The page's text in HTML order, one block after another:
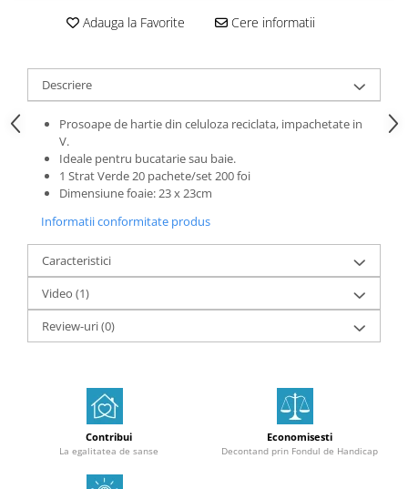
Adauga la Favorite Cere informatii
Descriere
Prosoape de hartie din celuloza reciclata, impachetate in
V.
Ideale pentru bucatarie sau baie.
1 Strat Verde 20 pachete/set 200 foi
Dimensiune foaie: 23 x 23cm
Informatii conformitate produs
Caracteristici
Video (1)
Review-uri(0)
Contribui
La egalitatea de sanse
Economisesti
Decontand prin Fondul de Handicap